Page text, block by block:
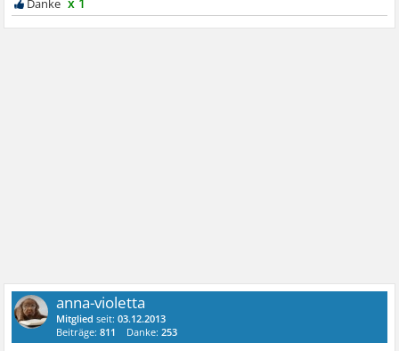
anna-violetta
Mitglied seit:03.12.2013
Beiträge:811 Danke:253